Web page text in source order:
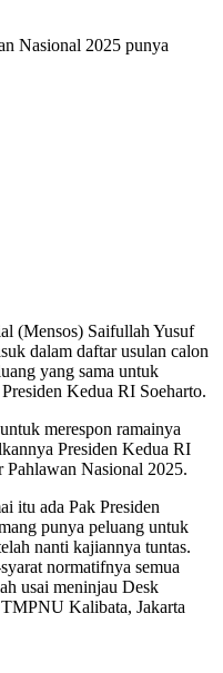
Nasional 2025 punya
(Mensos) Saifullah Yusuf
dalam daftar usulan calon
yang sama untuk
Kedua RI Soeharto.
merespon ramainya
Presiden Kedua RI
Pahlawan Nasional 2025.
itu ada Pak Presiden
punya peluang untuk
nanti kajiannya tuntas.
normatifnya semua
usai meninjau Desk
Kalibata, Jakarta